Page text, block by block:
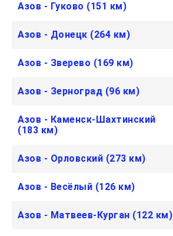
Азов - Гуково (151 км)
Азов - Донецк (264 км)
Азов - Зверево (169 км)
Азов - Зерноград (96 км)
Азов - Каменск-Шахтинский
(183 км)
Азов - Орловский (273 км)
Азов - Весёлый (126 км)
Азов - Матвеев-Курган (122 км)